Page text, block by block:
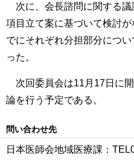
次に、会長諮問に関する議
項目立て案に基づいて検討
でにそれぞれ分担部分につ
った。
次回委員会は11月17日に
論を行う予定である。
問い合わせ先
日本医師会地域医療課：